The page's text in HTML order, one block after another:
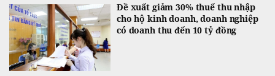
Đề xuất giảm 30% thuế thu nhập
cho hộ kinh doanh, doanh nghiệp
có doanh thu đến 10 tỷ đồng